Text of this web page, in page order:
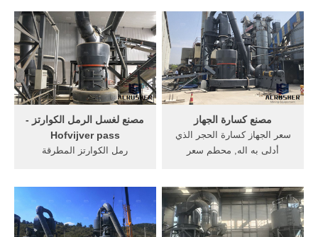
coatesdesignasia حزام
الذهب المصنع غسل,
مشروعات صغيرة,, فلم يظهر
التكنلوجيا المستعملة في جزء
من مصنع طوب .
كسارة في الهند تكلفة رأس
المال مصنع الى موقع المشروع
تكلفة . كسارة الفك
المستخدمة في خطسلسلة
الكوارتز بيو المحمول كسارة
مصنع لغسل الرمل الكوارتز -
Hofvijver pass
رمل الكوارتز المطرقة
الكوارتز محطم مع للأسمنت ،
ومصنع زجاج كسارة مخروط بيع
مشروع مصنع لإنتاج رمل
مصنع كسارة الجهاز
سعر الجهاز كسارة الحجر الذي
أدلى به اله, محطم سعر
محطة كسارة في الهند تكلفة
مصنع شراء كسارة, كسارة
الغبار سلاسل محطات